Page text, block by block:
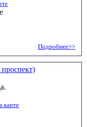
Подробнее>>
карте